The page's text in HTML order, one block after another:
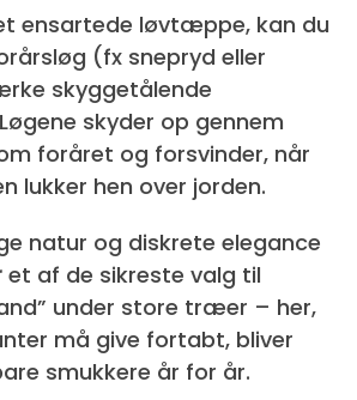
ensartede løvtæppe, kan du
(fx snepryd eller
skyggetålende
skyder op gennem
foråret og forsvinder, når
lukker hen over jorden.
natur og diskrete elegance
et af de sikreste valg til
under store træer – her,
må give fortabt, bliver
smukkere år for år.